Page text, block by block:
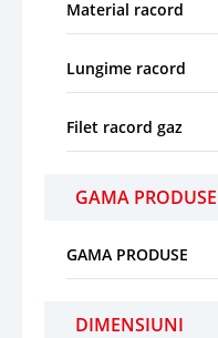
Material racord
Lungime racord
Filet racord gaz
GAMA PRODUSE
GAMA PRODUSE
DIMENSIUNI